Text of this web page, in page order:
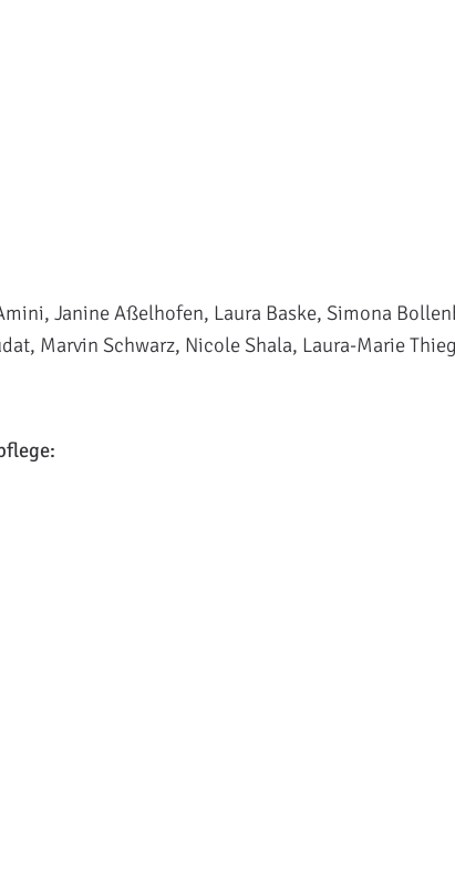
Janine Aßelhofen, Laura Baske, Simona
Marvin Schwarz, Nicole Shala, Laura-Marie